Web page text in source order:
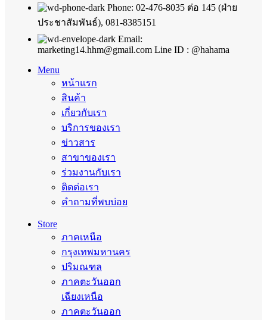
Phone: 02-476-8035 ต่อ 145 (ฝ่าย
ประชาสัมพันธ์), 081-8385151
Email:
marketing14.hhm@gmail.com Line ID : @hahama
Menu
หน้าแรก
สินค้า
เกี่ยวกับเรา
บริการของเรา
ข่าวสาร
สาขาของเรา
ร่วมงานกับเรา
ติดต่อเรา
คำถามที่พบบ่อย
Store
ภาคเหนือ
กรุงเทพมหานคร
ปริมณฑล
ภาคตะวันออก
เฉียงเหนือ
ภาคตะวันออก